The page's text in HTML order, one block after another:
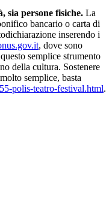
sia persone fisiche. La
bancario o carta di
inserendo i
, dove sono
semplice strumento
della cultura. Sostenere
semplice, basta
polis-teatro-festival.html.